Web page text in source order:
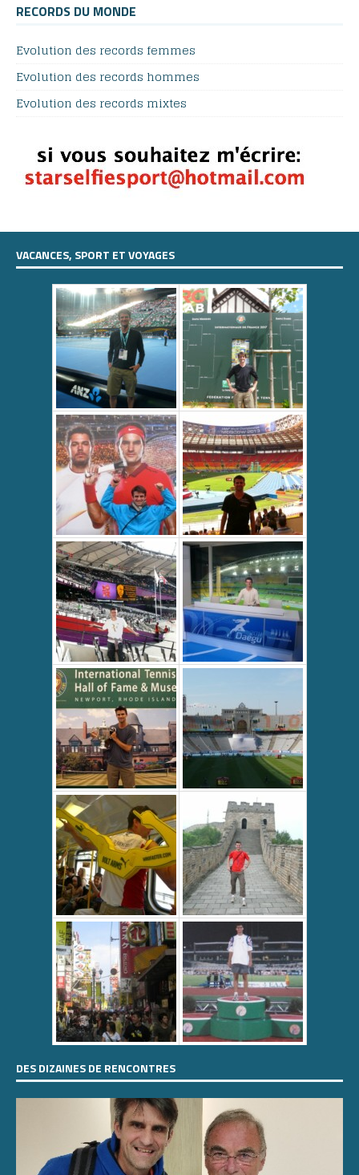
RECORDS DU MONDE
Evolution des records femmes
Evolution des records hommes
Evolution des records mixtes
VACANCES, SPORT ET VOYAGES
DES DIZAINES DE RENCONTRES